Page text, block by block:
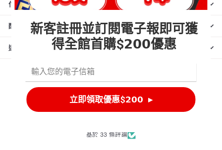
付款說明
配送說明
退換貨說明
客戶評論
基於 33 條評論